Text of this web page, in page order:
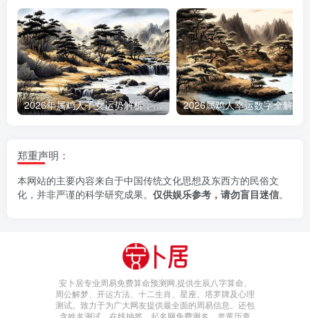
2026年属鸡人子女运势解析，何时能迎来添丁之喜
郑重声明：
本网站的主要内容来自于中国传统文化思想及东西方的民俗文
化，并非严谨的科学研究成果。 仅供娱乐参考，请勿盲目迷信。
安卜居专业周易免费算命预测网,提供生辰八字算命、
周公解梦、开运方法、十二生肖、星座、塔罗牌及心理
测试。致力于为广大网友提供最全面的周易信息。还包
含姓名测试，在线抽签，起名网免费测名，老黄历查